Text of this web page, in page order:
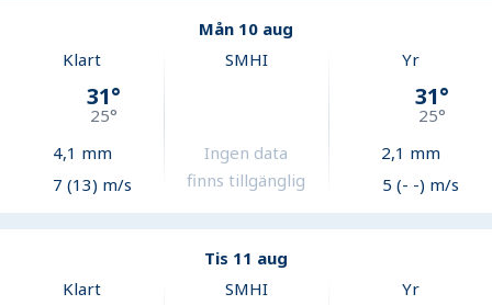
Mån 10 aug
Klart
31°
25°
4,1 mm
7 (13) m/s
SMHI
Ingen data
finns tillgänglig
Yr
31°
25°
2,1 mm
5 (- -) m/s
Tis 11 aug
Klart
SMHI Yr